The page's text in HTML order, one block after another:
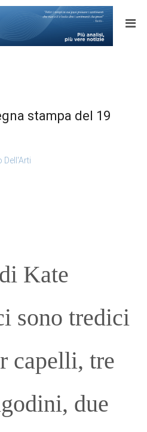
stampa del 19
Dell'Arti
Kate
sono tredici
capelli, tre
due